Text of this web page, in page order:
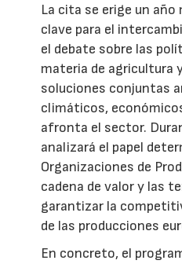
La cita se erige un
clave para el
el debate sobre las
materia de agricultura
soluciones conjuntas
climáticos,
afronta el sector.
analizará el papel
Organizaciones de
cadena de valor y las
garantizar la
de las producciones
En concreto, el